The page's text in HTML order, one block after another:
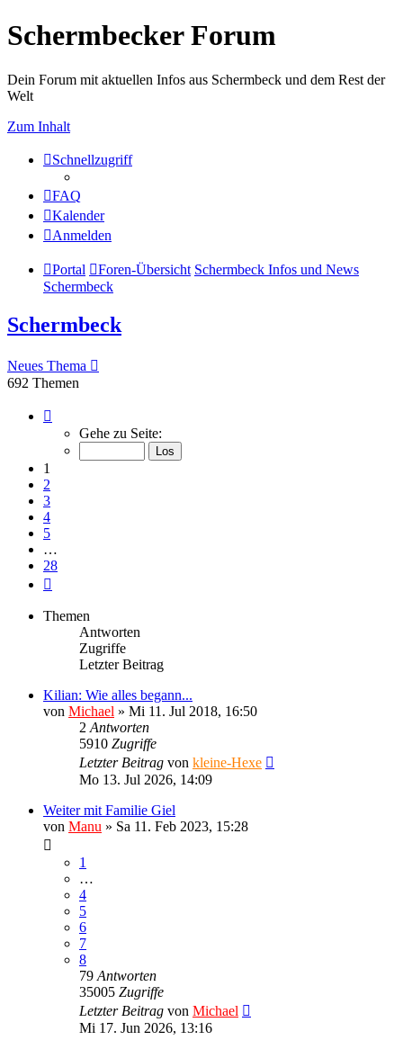
Schermbecker Forum
Dein Forum mit aktuellen Infos aus Schermbeck und dem Rest der
Welt
Zum Inhalt
Schnellzugriff
FAQ
Kalender
Anmelden
Portal Foren-Übersicht Schermbeck Infos und News
Schermbeck
Schermbeck
Neues Thema
692 Themen
von
Gehe zu Seite:
1
2
3
4
5
…
28
Themen
Antworten
Zugriffe
Letzter Beitrag
Kilian: Wie alles begann...
von Michael » Mi 11. Jul 2018, 16:50
2 Antworten
5910 Zugriffe
Letzter Beitrag von kleine-Hexe
Mo 13. Jul 2026, 14:09
Weiter mit Familie Giel
von Manu » Sa 11. Feb 2023, 15:28
1
…
4
5
6
7
8
79 Antworten
35005 Zugriffe
Letzter Beitrag von Michael
Mi 17. Jun 2026, 13:16